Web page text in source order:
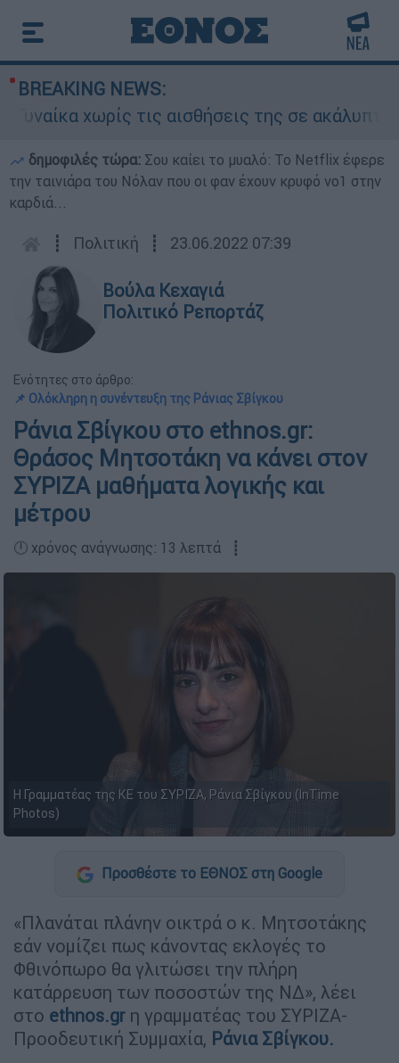
BREAKING NEWS:
τις αισθήσεις της σε ακάλυπτο
δημοφιλές τώρα: Σου καίει το μυαλό: Το Netflix έφερε
την ταινιάρα του Νόλαν που οι φαν έχουν κρυφό νο1 στην
καρδιά...
┋ Πολιτική ┋ 23.06.2022 07:39
Βούλα Κεχαγιά
Πολιτικό Ρεπορτάζ
Ενότητες στο άρθρο:
📌 Ολόκληρη η συνέντευξη της Ράνιας Σβίγκου
Ράνια Σβίγκου στο ethnos.gr:
Θράσος Μητσοτάκη να κάνει στον
ΣΥΡΙΖΑ μαθήματα λογικής και
μέτρου
🕛 χρόνος ανάγνωσης: 13 λεπτά ┋
Η Γραμματέας της ΚΕ του ΣΥΡΙΖΑ, Ράνια Σβίγκου (InTime
Photos)
Προσθέστε το ΕΘΝΟΣ στη Google
«Πλανάται πλάνην οικτρά ο κ. Μητσοτάκης
εάν νομίζει πως κάνοντας εκλογές το
Φθινόπωρο θα γλιτώσει την πλήρη
κατάρρευση των ποσοστών της ΝΔ», λέει
στο ethnos.gr η γραμματέας του ΣΥΡΙΖΑ-
Προοδευτική Συμμαχία, Ράνια Σβίγκου.